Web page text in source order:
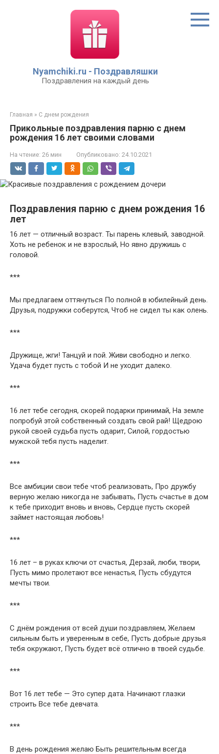
Nyamchiki.ru - Поздравляшки
Поздравления на каждый день
Главная » С днем рождения
Прикольные поздравления парню с днем
рождения 16 лет своими словами
На чтение: 26 мин Опубликовано: 24.10.2021
Поздравления парню с днем рождения 16
лет
16 лет — отличный возраст. Ты парень клевый, заводной.
Хоть не ребенок и не взрослый, Но явно дружишь с
головой.
***
Мы предлагаем оттянуться По полной в юбилейный день.
Друзья, подружки соберутся, Чтоб не сидел ты как олень.
***
Дружище, жги! Танцуй и пой. Живи свободно и легко.
Удача будет пусть с тобой И не уходит далеко.
***
16 лет тебе сегодня, скорей подарки принимай, На земле
попробуй этой собственный создать свой рай! Щедрою
рукой своей судьба пусть одарит, Силой, гордостью
мужской тебя пусть наделит.
***
Все амбиции свои тебе чтоб реализовать, Про дружбу
верную желаю никогда не забывать, Пусть счастье в дом
к тебе приходит вновь и вновь, Сердце пусть скорей
займет настоящая любовь!
***
16 лет – в руках ключи от счастья, Дерзай, люби, твори,
Пусть мимо пролетают все ненастья, Пусть сбудутся
мечты твои.
***
С днём рождения от всей души поздравляем, Желаем
сильным быть и уверенным в себе, Пусть добрые друзья
тебя окружают, Пусть будет всё отлично в твоей судьбе.
***
Вот 16 лет тебе — Это супер дата. Начинают глазки
строить Все тебе девчата.
***
В день рождения желаю Быть решительным всегда